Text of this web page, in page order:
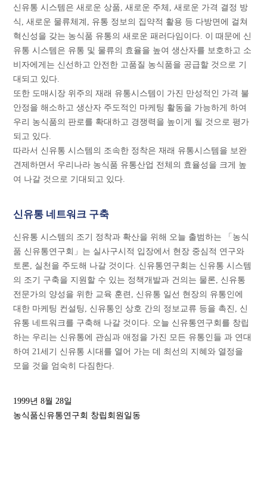
신유통 시스템은 새로운 상품, 새로운 주체, 새로운 가격 결정 방
식, 새로운 물류체계, 유통 정보의 집약적 활용 등 다방면에 걸쳐
혁신성을 갖는 농식품 유통의 새로운 패러다임이다. 이 때문에 신
유통 시스템은 유통 및 물류의 효율을 높여 생산자를 보호하고 소
비자에게는 신선하고 안전한 고품질 농식품을 공급할 것으로 기
대되고 있다.
또한 도매시장 위주의 재래 유통시스템이 가진 만성적인 가격 불
안정을 해소하고 생산자 주도적인 마케팅 활동을 가능하게 하여
우리 농식품의 판로를 확대하고 경쟁력을 높이게 될 것으로 평가
되고 있다.
따라서 신유통 시스템의 조속한 정착은 재래 유통시스템을 보완
견제하면서 우리나라 농식품 유통산업 전체의 효율성을 크게 높
여 나갈 것으로 기대되고 있다.
신유통 네트워크 구축
신유통 시스템의 조기 정착과 확산을 위해 오늘 출범하는 「농식
품 신유통연구회」는 실사구시적 입장에서 현장 중심적 연구와
토론, 실천을 주도해 나갈 것이다. 신유통연구회는 신유통 시스템
의 조기 구축을 지원할 수 있는 정책개발과 건의는 물론, 신유통
전문가의 양성을 위한 교육 훈련, 신유통 일선 현장의 유통인에
대한 마케팅 컨설팅, 신유통인 상호 간의 정보교류 등을 촉진, 신
유통 네트워크를 구축해 나갈 것이다. 오늘 신유통연구회를 창립
하는 우리는 신유통에 관심과 애정을 가진 모든 유통인들 과 연대
하여 21세기 신유통 시대를 열어 가는 데 최선의 지혜와 열정을
모을 것을 엄숙히 다짐한다.
1999년 8월 28일
농식품신유통연구회 창립회원일동